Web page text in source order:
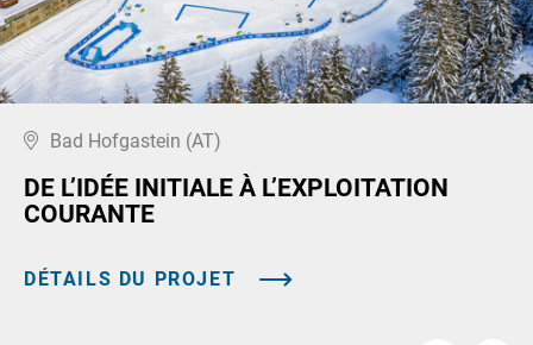
Bad Hofgastein (AT)
DE L’IDÉE INITIALE À L’EXPLOITATION
COURANTE
DÉTAILS DU PROJET